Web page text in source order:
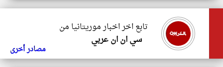
تابع اخر اخبار موريتانيا من
سي ان ان عربي
مصادر أخرى